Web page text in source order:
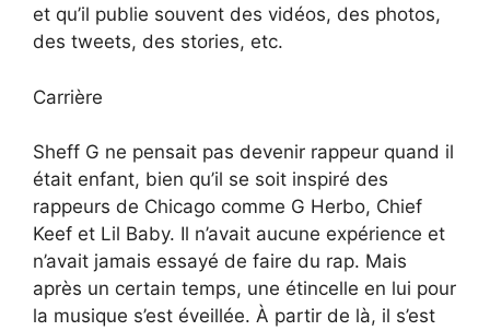
et qu’il publie souvent des vidéos, des photos,
des tweets, des stories, etc.
Carrière
Sheff G ne pensait pas devenir rappeur quand il
était enfant, bien qu’il se soit inspiré des
rappeurs de Chicago comme G Herbo, Chief
Keef et Lil Baby. Il n’avait aucune expérience et
n’avait jamais essayé de faire du rap. Mais
après un certain temps, une étincelle en lui pour
la musique s’est éveillée. À partir de là, il s’est